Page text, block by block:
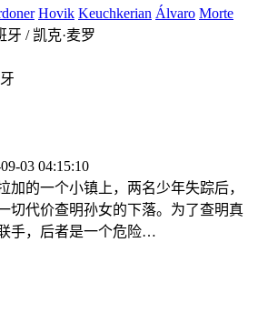
Hovik Keuchkerian Álvaro Morte
牙 / 凯克·麦罗
03 04:15:10
加的一个小镇上，两名少年失踪后，
切代价查明孙女的下落。为了查明真
手，后者是一个危险…